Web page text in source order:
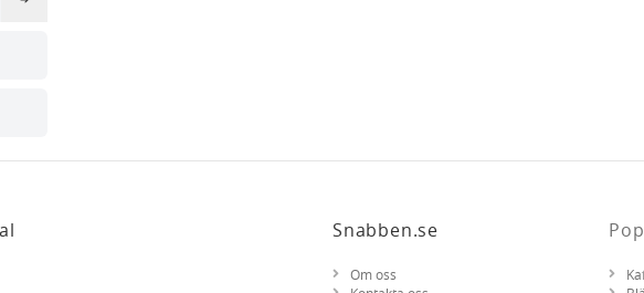
Snabben.se
Om oss